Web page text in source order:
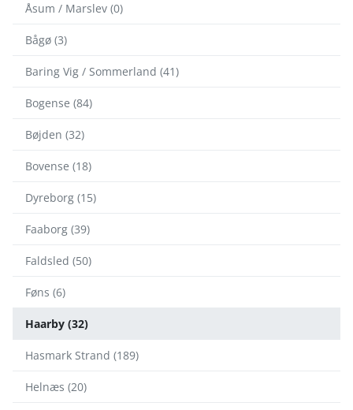
Åsum / Marslev (0)
Bågø (3)
Baring Vig / Sommerland (41)
Bogense (84)
Bøjden (32)
Bovense (18)
Dyreborg (15)
Faaborg (39)
Faldsled (50)
Føns (6)
Haarby (32)
Hasmark Strand (189)
Helnæs (20)